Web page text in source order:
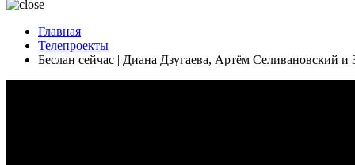
Главная
Телепроекты
Беслан сейчас | Диана Дзугаева, Артём Селивановский и